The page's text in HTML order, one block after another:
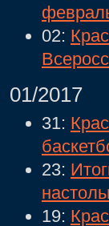
02:
01/2017
31:
23:
19: